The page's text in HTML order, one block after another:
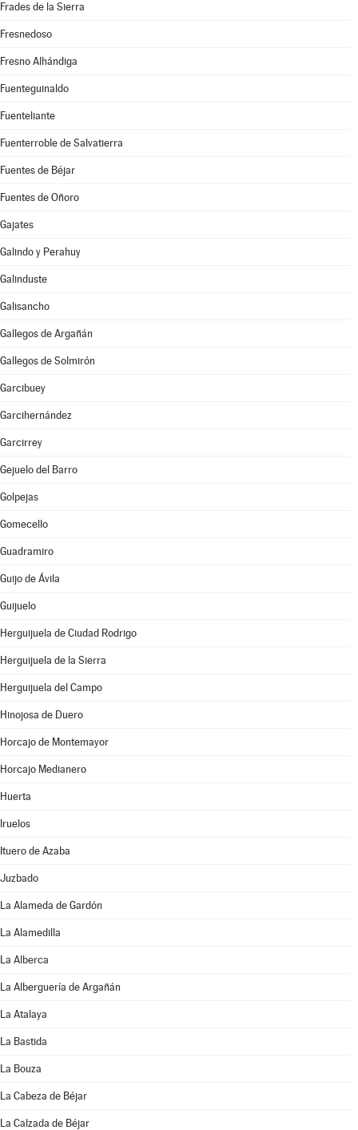
Frades de la Sierra
Fresnedoso
Fresno Alhándiga
Fuenteguinaldo
Fuenteliante
Fuenterroble de Salvatierra
Fuentes de Béjar
Fuentes de Oñoro
Gajates
Galindo y Perahuy
Galinduste
Galisancho
Gallegos de Argañán
Gallegos de Solmirón
Garcibuey
Garcihernández
Garcirrey
Gejuelo del Barro
Golpejas
Gomecello
Guadramiro
Guijo de Ávila
Guijuelo
Herguijuela de Ciudad Rodrigo
Herguijuela de la Sierra
Herguijuela del Campo
Hinojosa de Duero
Horcajo de Montemayor
Horcajo Medianero
Huerta
Iruelos
Ituero de Azaba
Juzbado
La Alameda de Gardón
La Alamedilla
La Alberca
La Alberguería de Argañán
La Atalaya
La Bastida
La Bouza
La Cabeza de Béjar
La Calzada de Béjar